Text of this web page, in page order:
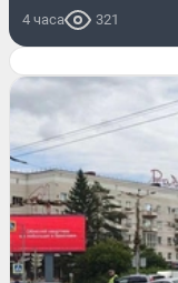
4 часа 321